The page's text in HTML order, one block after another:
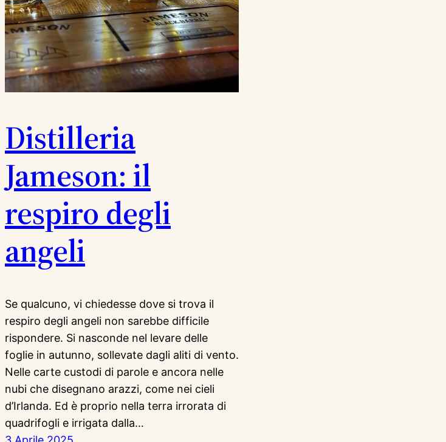
Distilleria
Jameson: il
respiro degli
angeli
Se qualcuno, vi chiedesse dove si trova il
respiro degli angeli non sarebbe difficile
rispondere. Si nasconde nel levare delle
foglie in autunno, sollevate dagli aliti di vento.
Nelle carte custodi di parole e ancora nelle
nubi che disegnano arazzi, come nei cieli
d’Irlanda. Ed è proprio nella terra irrorata di
quadrifogli e irrigata dalla…